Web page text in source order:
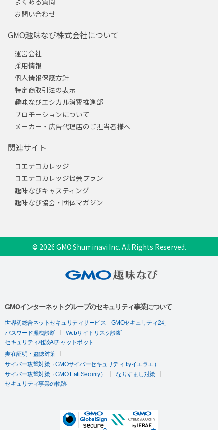
お問い合わせ
GMO趣味なび株式会社について
運営会社
採用情報
個人情報保護方針
特定商取引法の表示
趣味なびエシカル消費推進部
プロモーションについて
メーカー・広告代理店のご担当者様へ
関連サイト
コエテコカレッジ
コエテコカレッジ協会プラン
趣味なびキャスティング
趣味なび協会・団体マガジン
© 2026 GMO Shuminavi Inc. All Rights Reserved.